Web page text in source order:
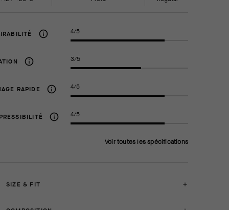
4/5
3/5
RAPIDE 4/5
4/5
Voir toutes les spécifications
SIZE & FIT